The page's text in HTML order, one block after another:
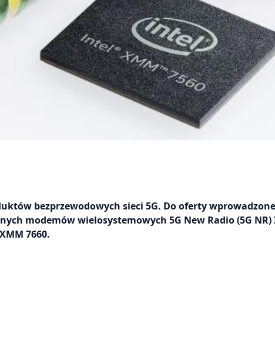
bezprzewodowych sieci 5G. Do oferty
modemów wielosystemowych 5G New Radio (5G
7660.